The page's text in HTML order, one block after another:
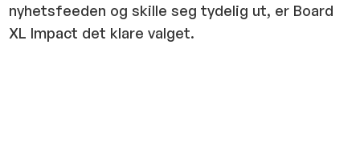
nyhetsfeeden og skille seg tydelig ut, er Board
XL Impact det klare valget.